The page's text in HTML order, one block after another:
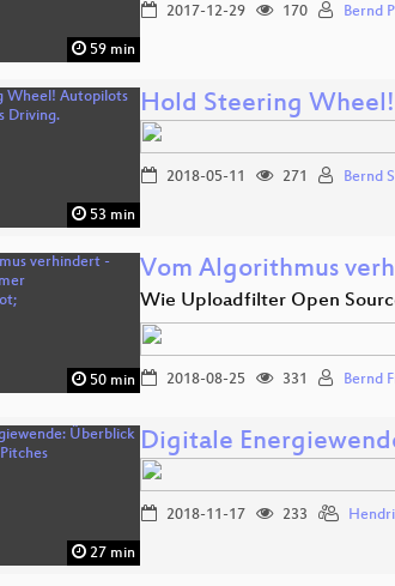
59 min
2017-12-29 170 Bernd
53 min
Hold Steering
2018-05-11 271 Bernd
50 min
Vom Algorithmus
Wie Uploadfilter Open
2018-08-25 331 Bernd
27 min
Digitale
2018-11-17 233